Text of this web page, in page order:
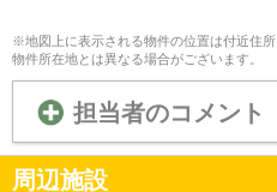
※地図上に表示される物件の位置は付近住
物件所在地とは異なる場合がございます。
担当者のコメント
周辺施設